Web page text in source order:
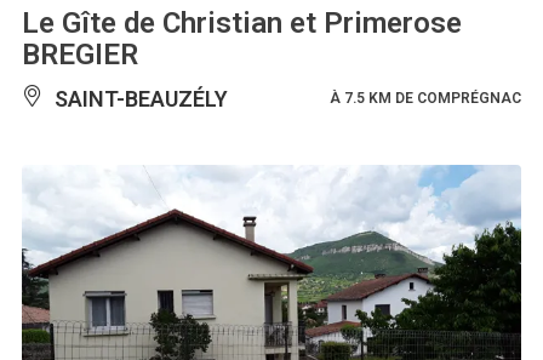
Le Gîte de Christian et Primerose
BREGIER
SAINT-BEAUZÉLY À 7.5 KM DE COMPRÉGNAC